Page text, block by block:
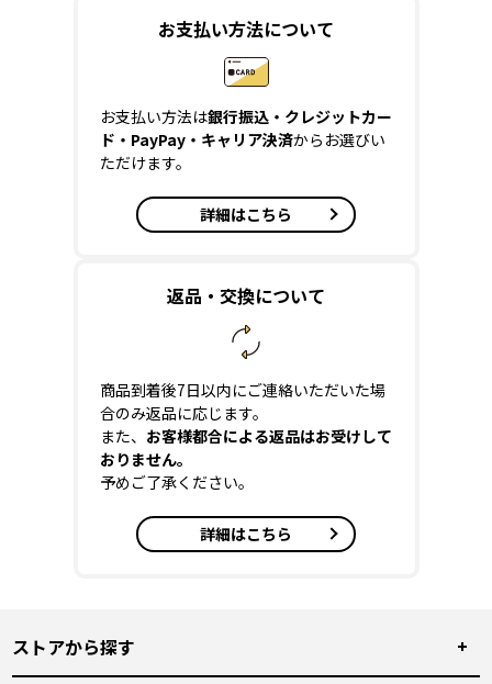
お支払い方法について
お支払い方法は銀行振込・クレジットカー
ド・PayPay・キャリア決済からお選びい
ただけます。
詳細はこちら
返品・交換について
商品到着後7日以内にご連絡いただいた場
合のみ返品に応じます。
また、 お客様都合による返品はお受けして
おりません。
予めご了承ください。
詳細はこちら
ストアから探す